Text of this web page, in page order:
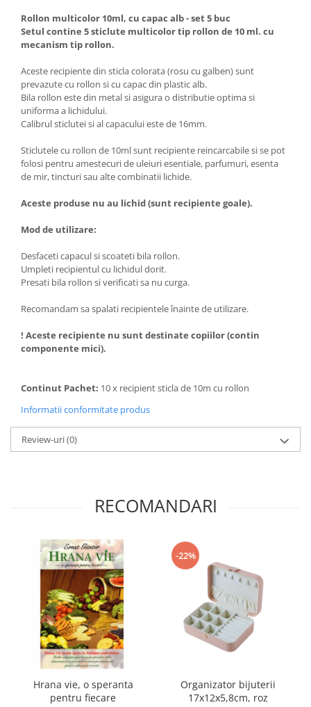
Rollon multicolor 10ml, cu capac alb - set 5 buc
Setul contine 5 sticlute multicolor tip rollon de 10 ml. cu
mecanism tip rollon.
Aceste recipiente din sticla colorata (rosu cu galben) sunt
prevazute cu rollon si cu capac din plastic alb.
Bila rollon este din metal si asigura o distributie optima si
uniforma a lichidului.
Calibrul sticlutei si al capacului este de 16mm.
Sticlutele cu rollon de 10ml sunt recipiente reincarcabile si se pot
folosi pentru amestecuri de uleiuri esentiale, parfumuri, esenta
de mir, tincturi sau alte combinatii lichide.
Aceste produse nu au lichid (sunt recipiente goale).
Mod de utilizare:
Desfaceti capacul si scoateti bila rollon.
Umpleti recipientul cu lichidul dorit.
Presati bila rollon si verificati sa nu curga.
Recomandam sa spalati recipientele înainte de utilizare.
! Aceste recipiente nu sunt destinate copiilor (contin
componente mici).
Continut Pachet: 10 x recipient sticla de 10m cu rollon
Informatii conformitate produs
Review-uri(0)
RECOMANDARI
Hrana vie, o speranta
pentru fiecare
-22%
Organizator bijuterii
17x12x5,8cm, roz